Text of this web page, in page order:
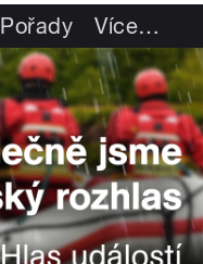
Pořady Více…